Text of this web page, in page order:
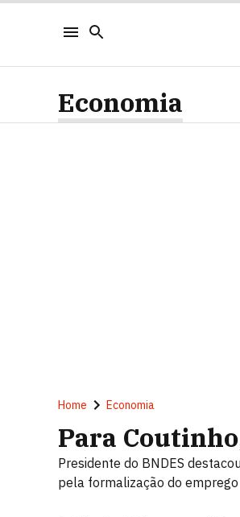
Economia
Home Economia
Para
Presidente do BNDES
pela formalização do emprego